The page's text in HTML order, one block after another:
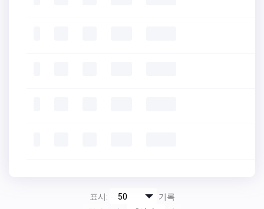
표시: 기록